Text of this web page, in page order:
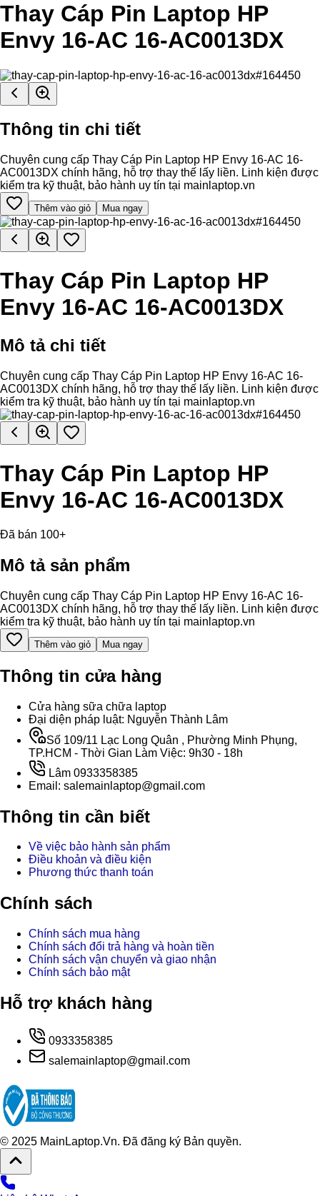
Thay Cáp Pin Laptop HP
Envy 16-AC 16-AC0013DX
Thông tin chi tiết
Chuyên cung cấp Thay Cáp Pin Laptop HP Envy 16-AC 16-
AC0013DX chính hãng, hỗ trợ thay thế lấy liền. Linh kiện được
kiểm tra kỹ thuật, bảo hành uy tín tại mainlaptop.vn
Thêm vào giỏ Mua ngay
Thay Cáp Pin Laptop HP
Envy 16-AC 16-AC0013DX
Mô tả chi tiết
Chuyên cung cấp Thay Cáp Pin Laptop HP Envy 16-AC 16-
AC0013DX chính hãng, hỗ trợ thay thế lấy liền. Linh kiện được
kiểm tra kỹ thuật, bảo hành uy tín tại mainlaptop.vn
Thay Cáp Pin Laptop HP
Envy 16-AC 16-AC0013DX
Đã bán 100+
Mô tả sản phẩm
Chuyên cung cấp Thay Cáp Pin Laptop HP Envy 16-AC 16-
AC0013DX chính hãng, hỗ trợ thay thế lấy liền. Linh kiện được
kiểm tra kỹ thuật, bảo hành uy tín tại mainlaptop.vn
Thêm vào giỏ Mua ngay
Thông tin cửa hàng
Cửa hàng sữa chữa laptop
Đại diện pháp luật: Nguyễn Thành Lâm
Số 109/11 Lạc Long Quân , Phường Minh Phụng,
TP.HCM - Thời Gian Làm Việc: 9h30 - 18h
Lâm 0933358385
Email: salemainlaptop@gmail.com
Thông tin cần biết
Về việc bảo hành sản phẩm
Điều khoản và điều kiện
Phương thức thanh toán
Chính sách
Chính sách mua hàng
Chính sách đổi trả hàng và hoàn tiền
Chính sách vận chuyển và giao nhận
Chính sách bảo mật
Hỗ trợ khách hàng
0933358385
salemainlaptop@gmail.com
© 2025 MainLaptop.Vn. Đã đăng ký Bản quyền.